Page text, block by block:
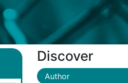
Discover
Author